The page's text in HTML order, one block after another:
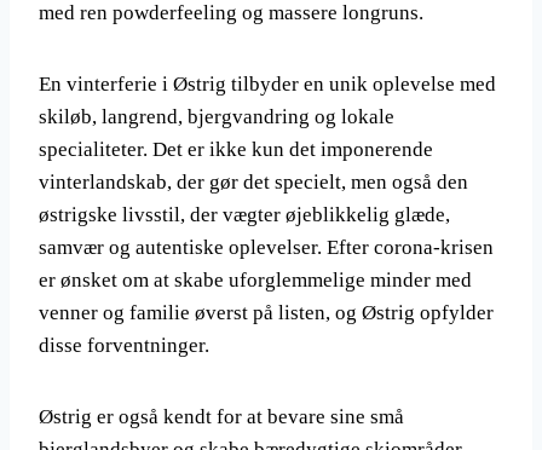
med ren powderfeeling og massere longruns.
En vinterferie i Østrig tilbyder en unik oplevelse med
skiløb, langrend, bjergvandring og lokale
specialiteter. Det er ikke kun det imponerende
vinterlandskab, der gør det specielt, men også den
østrigske livsstil, der vægter øjeblikkelig glæde,
samvær og autentiske oplevelser. Efter corona-krisen
er ønsket om at skabe uforglemmelige minder med
venner og familie øverst på listen, og Østrig opfylder
disse forventninger.
Østrig er også kendt for at bevare sine små